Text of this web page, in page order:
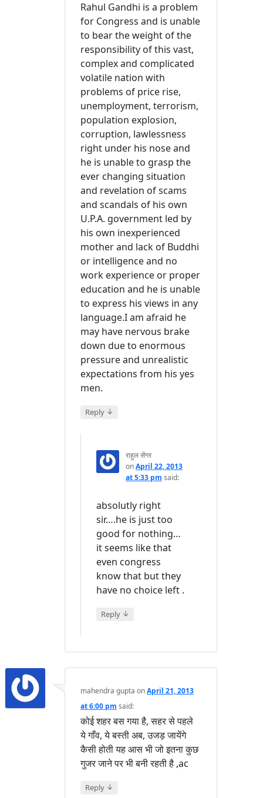
Rahul Gandhi is a problem
for Congress and is unable
to bear the weight of the
responsibility of this vast,
complex and complicated
volatile nation with
problems of price rise,
unemployment, terrorism,
population explosion,
corruption, lawlessness
right under his nose and
he is unable to grasp the
ever changing situation
and revelation of scams
and scandals of his own
U.P.A. government led by
his own inexperienced
mother and lack of Buddhi
or intelligence and no
work experience or proper
education and he is unable
to express his views in any
language.I am afraid he
may have nervous brake
down due to enormous
pressure and unrealistic
expectations from his yes
men.
Reply ↓
राहुल सेंगर
onApril 22, 2013
at 5:33 pm said:
absolutly right
sir….he is just too
good for nothing…
it seems like that
even congress
know that but they
have no choice left .
Reply ↓
mahendra gupta onApril 21, 2013
at 6:00 pm said:
कोई शहर बस गया है, सहर से पहले
ये गाँव, ये बस्ती अब, उजड़ जायेंगे
कैसी होती यह आस भी जो इतना कुछ
गुजर जाने पर भी बनी रहती है ,ac
Reply ↓